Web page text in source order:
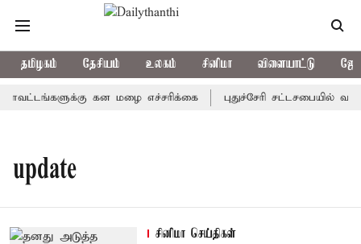
தமிழகம் தேசியம் உலகம் சினிமா விளையாட்டு
கன மழை எச்சரிக்கை புதுச்சேரி சட்டசபையில்
update
சினிமா செய்திகள்